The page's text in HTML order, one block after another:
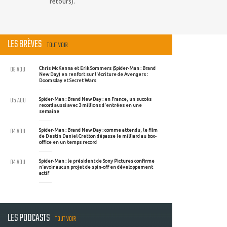
LES BRÈVES TOUT VOIR
Chris McKenna et Erik Sommers (Spider-Man : Brand
New Day) en renfort sur l'écriture de Avengers :
Doomsday et Secret Wars
06 AOU
Spider-Man : Brand New Day : en France, un succès
record aussi avec 3 millions d'entrées en une
semaine
05 AOU
Spider-Man : Brand New Day : comme attendu, le film
de Destin Daniel Cretton dépasse le milliard au box-
office en un temps record
04 AOU
Spider-Man : le président de Sony Pictures confirme
n'avoir aucun projet de spin-off en développement
actif
04 AOU
LES PODCASTS TOUT VOIR